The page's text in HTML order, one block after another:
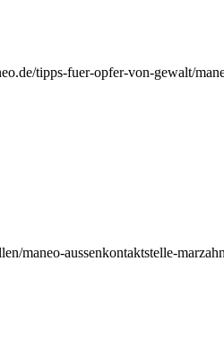
tipps-fuer-opfer-von-gewalt/
maneo-aussenkontaktstelle-